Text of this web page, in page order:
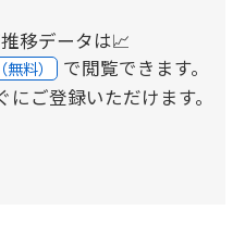
移データは📈
無料） で閲覧できます。
ご登録いただけます。